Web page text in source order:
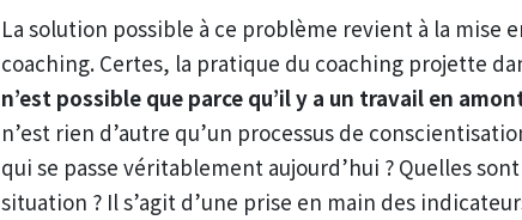
La solution possible à ce problème revient à la mise
coaching. Certes, la pratique du coaching projette
n’est possible que parce qu’il y a un travail en
n’est rien d’autre qu’un processus de
qui se passe véritablement aujourd’hui ? Quelles
situation ? Il s’agit d’une prise en main des